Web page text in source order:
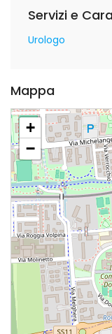
Servizi e
Urologo
Mappa
+
−